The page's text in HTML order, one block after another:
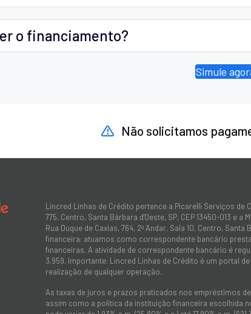
o financiamento?
Simule
Não solicitamos
Lincred Linhas de Crédito pertence a Picarelli Serviços de
775, Centro, Santa Bárbara d'Oeste, SP, CEP 13450-013 e
Rua Duque de Caxias, 764, 2º Andar, Sala 10, Centro,
financeira: atuamos como correspondente bancário
financeiras. A atividade de correspondente bancário é
3.959. Importante: Lincred Linhas de Crédito é um portal
realização de qualquer operação.
As taxas de juros e prazos praticados nos empréstimos
assim como a política da instituição financeira escolhida